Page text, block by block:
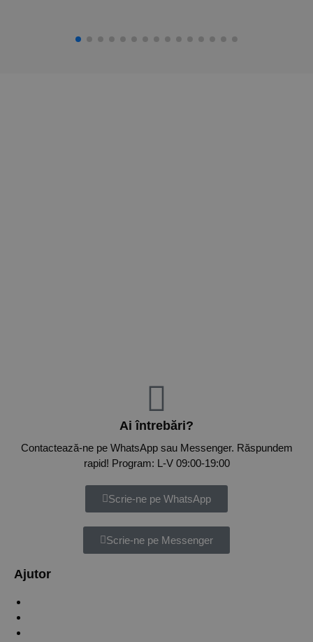
Ai întrebări?
Contactează-ne pe WhatsApp sau Messenger. Răspundem
rapid! Program: L-V 09:00-19:00
Scrie-ne pe WhatsApp
Scrie-ne pe Messenger
Ajutor